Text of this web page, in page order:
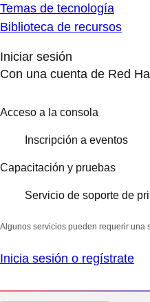
Temas de tecnología
Biblioteca de recursos
Iniciar sesión
Con una cuenta de Red
Acceso a la consola
Inscripción a eventos
Capacitación y pruebas
Servicio de soporte de
Algunos servicios pueden requerir una
Inicia sesión o regístrate